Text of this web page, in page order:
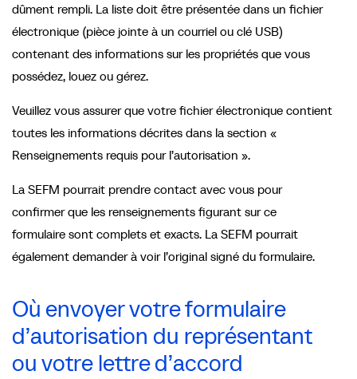
dûment rempli. La liste doit être présentée dans un fichier
électronique (pièce jointe à un courriel ou clé USB)
contenant des informations sur les propriétés que vous
possédez, louez ou gérez.
Veuillez vous assurer que votre fichier électronique contient
toutes les informations décrites dans la section «
Renseignements requis pour l’autorisation ».
La SEFM pourrait prendre contact avec vous pour
confirmer que les renseignements figurant sur ce
formulaire sont complets et exacts. La SEFM pourrait
également demander à voir l’original signé du formulaire.
Où envoyer votre formulaire
d’autorisation du représentant
ou votre lettre d’accord